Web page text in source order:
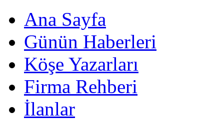
Ana Sayfa
Günün Haberleri
Köşe Yazarları
Firma Rehberi
İlanlar